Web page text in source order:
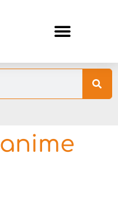
anime